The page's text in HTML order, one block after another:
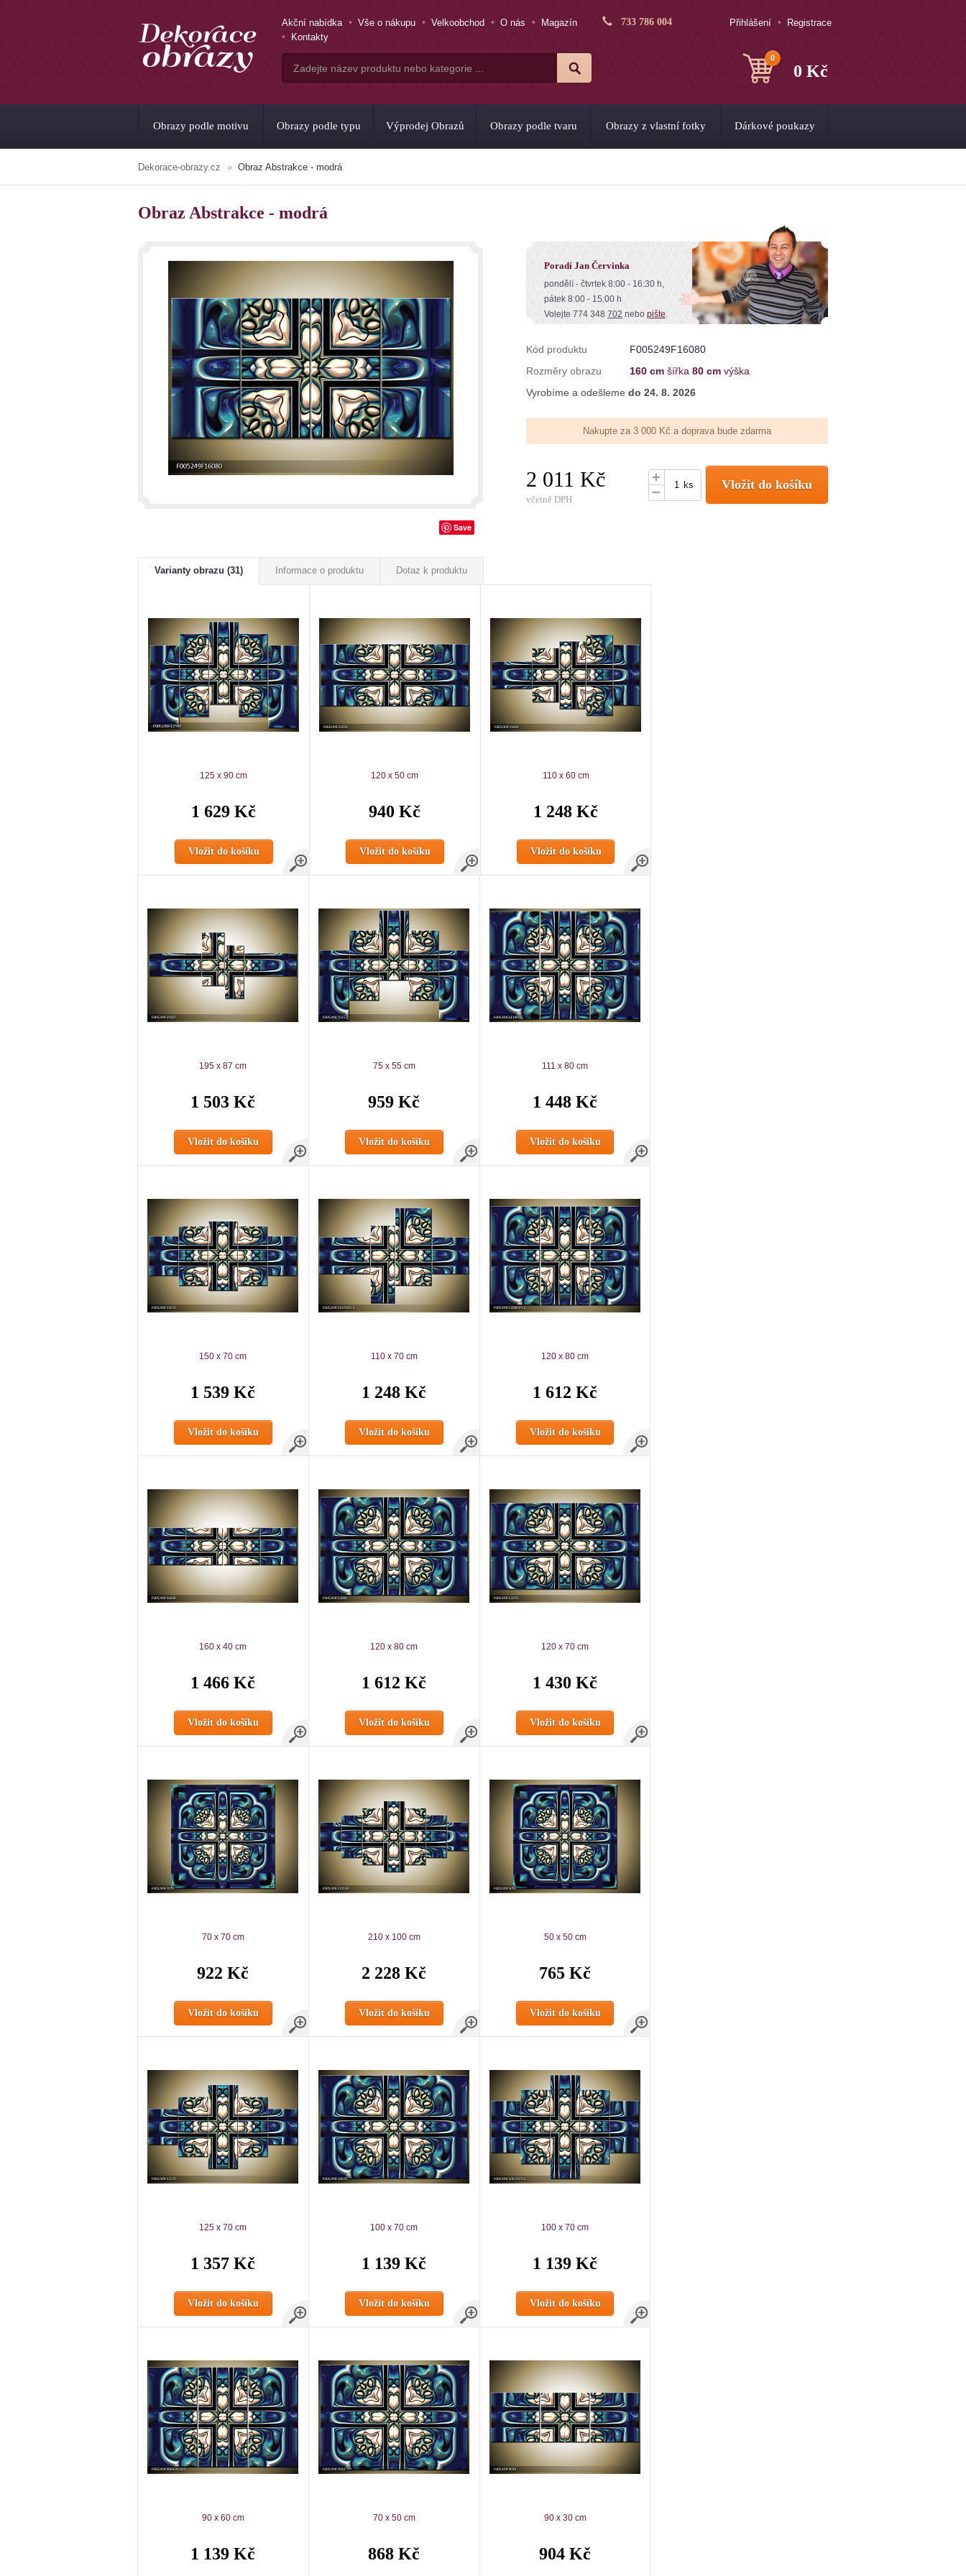
Akční nabídka Vše o nákupu Velkoobchod O nás
Magazín
Kontakty
733 786 004 Přihlášení Registrace
0 Kč
0
Obrazy podle motivu Obrazy podle typu Výprodej Obrazů Obrazy podle tvaru Obrazy z vlastní fotky Dárkové poukazy
Dekorace-obrazy.cz Obraz Abstrakce - modrá
Obraz Abstrakce - modrá
Save
Poradí Jan Červinka
pondělí - čtvrtek 8:00 - 16:30 h,
pátek 8:00 - 15:00 h
Volejte 774 348 702 nebo pište.
Kód produktu
F005249F16080
Rozměry obrazu
160 cm šířka 80 cm výška
Vyrobíme a odešleme do 24. 8. 2026
Nakupte za 3 000 Kč a doprava bude zdarma
2 011 Kč
včetně DPH
+
– ks Vložit do košíku
Varianty obrazu (31) Informace o produktu Dotaz k produktu
125 x 90 cm
1 629 Kč
Vložit do košíku
120 x 50 cm
940 Kč
Vložit do košíku
110 x 60 cm
1 248 Kč
Vložit do košíku
195 x 87 cm
1 503 Kč
Vložit do košíku
75 x 55 cm
959 Kč
Vložit do košíku
111 x 80 cm
1 448 Kč
Vložit do košíku
150 x 70 cm
1 539 Kč
Vložit do košíku
110 x 70 cm
1 248 Kč
Vložit do košíku
120 x 80 cm
1 612 Kč
Vložit do košíku
160 x 40 cm
1 466 Kč
Vložit do košíku
120 x 80 cm
1 612 Kč
Vložit do košíku
120 x 70 cm
1 430 Kč
Vložit do košíku
70 x 70 cm
922 Kč
Vložit do košíku
210 x 100 cm
2 228 Kč
Vložit do košíku
50 x 50 cm
765 Kč
Vložit do košíku
125 x 70 cm
1 357 Kč
Vložit do košíku
100 x 70 cm
1 139 Kč
Vložit do košíku
100 x 70 cm
1 139 Kč
Vložit do košíku
90 x 60 cm
1 139 Kč
70 x 50 cm
868 Kč
90 x 30 cm
904 Kč